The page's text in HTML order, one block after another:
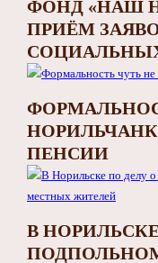
ФОНД «НАШ
ПРИЁМ
ПЕНСИИ
В